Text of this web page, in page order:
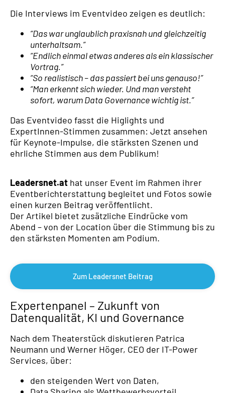
Die Interviews im Eventvideo zeigen es deutlich:
“Das war unglaublich praxisnah und gleichzeitig
unterhaltsam.”
“Endlich einmal etwas anderes als ein klassischer
Vortrag.”
“So realistisch – das passiert bei uns genauso!”
“Man erkennt sich wieder. Und man versteht
sofort, warum Data Governance wichtig ist.”
Das Eventvideo fasst die Higlights und
ExpertInnen-Stimmen zusammen: Jetzt ansehen
für Keynote-Impulse, die stärksten Szenen und
ehrliche Stimmen aus dem Publikum!
Leadersnet.at hat unser Event im Rahmen ihrer
Eventberichterstattung begleitet und Fotos sowie
einen kurzen Beitrag veröffentlicht.
Der Artikel bietet zusätzliche Eindrücke vom
Abend – von der Location über die Stimmung bis zu
den stärksten Momenten am Podium.
Zum Leadersnet Beitrag
Expertenpanel – Zukunft von
Datenqualität, KI und Governance
Nach dem Theaterstück diskutieren Patrica
Neumann und Werner Höger, CEO der IT-Power
Services, über:
den steigenden Wert von Daten,